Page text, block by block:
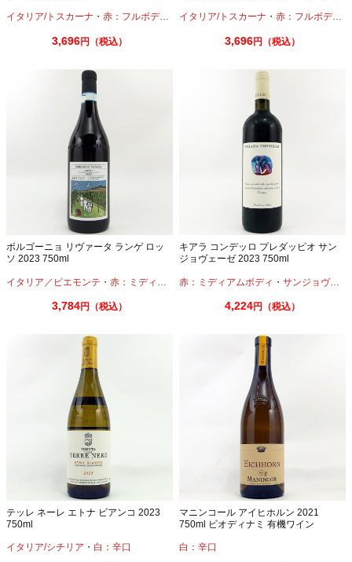
イタリア/トスカーナ ・ 赤：フルボディ サンジョヴェーゼ
3,696円（税込）
イタリア/トスカーナ ・赤：フルボディ
3,696円（税込）
ボルゴーニョ リヴァータ ランゲ ロッ
ソ 2023 750ml
イタリア／ピエモンテ ・ 赤：ミディアムボディ
3,784円（税込）
キアラ コンデッロ プレダッピオ サン
ジョヴェーゼ 2023 750ml
赤：ミディアムボディ ・サンジョヴェーゼ
4,224円（税込）
テッレ ネーレ エトナ ビアンコ 2023
750ml
イタリア/シチリア ・ 白：辛口
マニンコール アイヒホルン 2021
750ml ビオディナミ 有機ワイン
白：辛口